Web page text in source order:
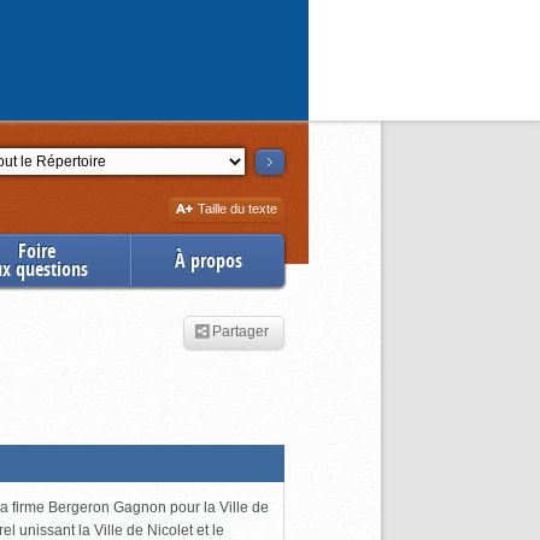
Augmenter
la
Taille du texte
Foire
questions À propos
Partager
firme Bergeron Gagnon pour la Ville de
unissant la Ville de Nicolet et le